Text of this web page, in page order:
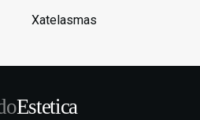
Xatelasmas
Estetica